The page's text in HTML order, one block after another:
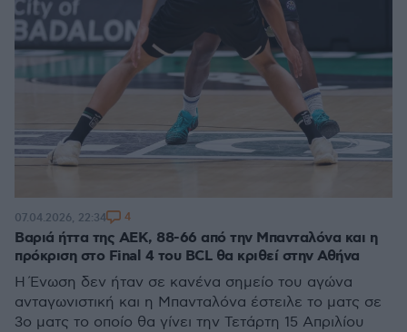
Βαριά ήττα της ΑΕΚ, 88-66 από την Μπανταλόνα και η
πρόκριση στο Final 4 του BCL θα κριθεί στην Αθήνα
Η Ένωση δεν ήταν σε κανένα σημείο του αγώνα
ανταγωνιστική και η Μπανταλόνα έστειλε το ματς σε
3ο ματς το οποίο θα γίνει την Τετάρτη 15 Απριλίου
07.04.2026, 22:34 4